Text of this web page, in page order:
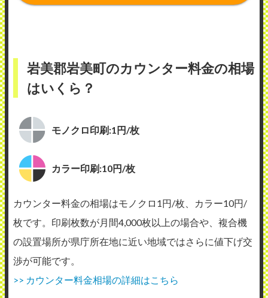
岩美郡岩美町のカウンター料金の相場
はいくら？
モノクロ印刷:1円/枚
カラー印刷:10円/枚
カウンター料金の相場はモノクロ1円/枚、カラー10円/
枚です。印刷枚数が月間4,000枚以上の場合や、複合機
の設置場所が県庁所在地に近い地域ではさらに値下げ交
渉が可能です。
>> カウンター料金相場の詳細はこちら